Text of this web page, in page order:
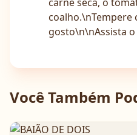
coalho.\nTempere
gosto\n\nAssista
Você Também